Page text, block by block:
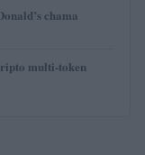
chama
multi-token